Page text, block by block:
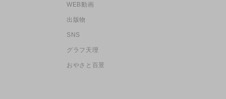
WEB動画
出版物
SNS
グラフ天理
おやさと百景